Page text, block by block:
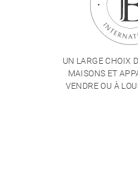
UN LARGE CHOIX
MAISONS ET
VENDRE OU À